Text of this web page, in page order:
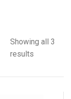
Showing all 3
results